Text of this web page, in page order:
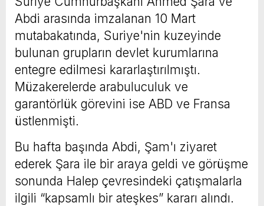
Abdi arasında imzalanan 10 Mart
mutabakatında, Suriye'nin kuzeyinde
bulunan grupların devlet kurumlarına
entegre edilmesi kararlaştırılmıştı.
Müzakerelerde arabuluculuk ve
garantörlük görevini ise ABD ve Fransa
üstlenmişti.
Bu hafta başında Abdi, Şam'ı ziyaret
ederek Şara ile bir araya geldi ve görüşme
sonunda Halep çevresindeki çatışmalarla
ilgili “kapsamlı bir ateşkes” kararı alındı.